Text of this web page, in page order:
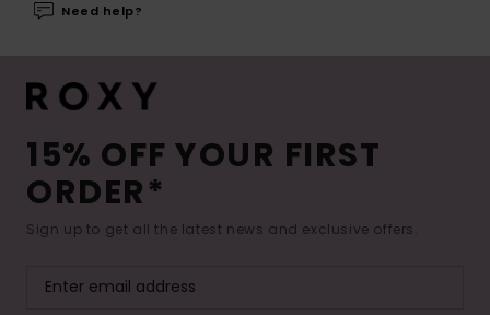
Need help?
15% OFF YOUR FIRST
ORDER*
Sign up to get all the latest news and exclusive offers.